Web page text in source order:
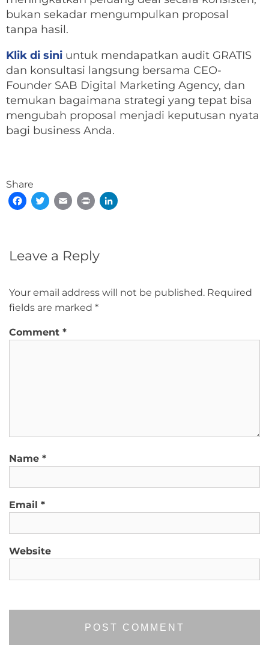
bukan sekadar mengumpulkan proposal
tanpa hasil.
Klik di sini untuk mendapatkan audit GRATIS
dan konsultasi langsung bersama CEO-
Founder SAB Digital Marketing Agency, dan
temukan bagaimana strategi yang tepat bisa
mengubah proposal menjadi keputusan nyata
bagi business Anda.
Share
Facebook
TwitterEmail Print
Leave a Reply
Your email address will not be published. Required
fields are marked *
Comment *
Name *
Email *
Website